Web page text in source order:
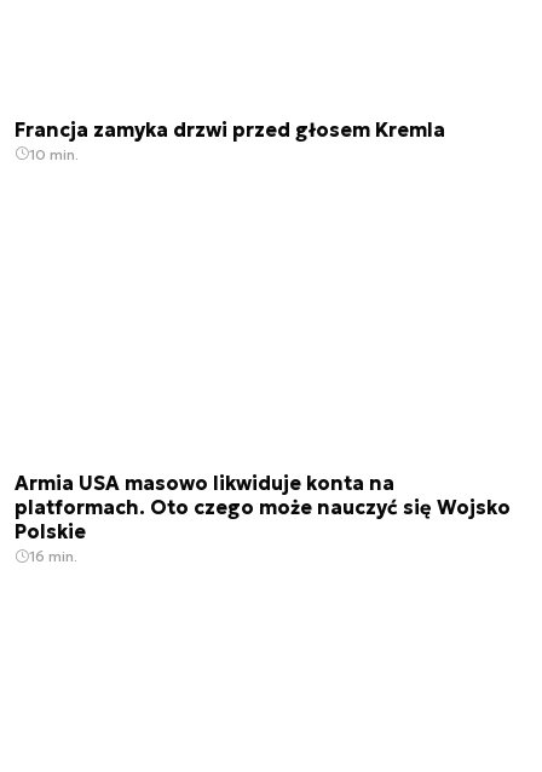
Francja zamyka drzwi przed głosem Kremla
10 min.
Armia USA masowo likwiduje konta na
platformach. Oto czego może nauczyć się Wojsko
Polskie
16 min.